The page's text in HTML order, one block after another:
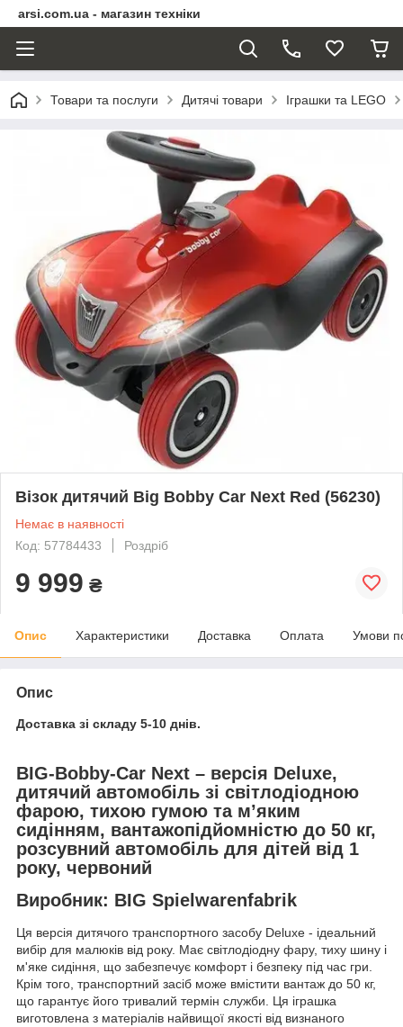
arsi.com.ua - магазин техніки
Товари та послуги Дитячі товари Іграшки та LEGO
Візок дитячий Big Bobby Car Next Red (56230)
Немає в наявності
Код: 57784433
Роздріб
9 999 ₴
Опис Характеристики Доставка Оплата Умови
Опис
Доставка зі складу 5-10 днів.
BIG-Bobby-Car Next – версія Deluxe,
дитячий автомобіль зі світлодіодною
фарою, тихою гумою та м’яким
сидінням, вантажопідйомністю до 50 кг,
розсувний автомобіль для дітей від 1
року, червоний
Виробник: BIG Spielwarenfabrik
Ця версія дитячого транспортного засобу Deluxe - ідеальний
вибір для малюків від року. Має світлодіодну фару, тиху шину і
м'яке сидіння, що забезпечує комфорт і безпеку під час гри.
Крім того, транспортний засіб може вмістити вантаж до 50 кг,
що гарантує його тривалий термін служби. Ця іграшка
виготовлена ​​з матеріалів найвищої якості від визнаного